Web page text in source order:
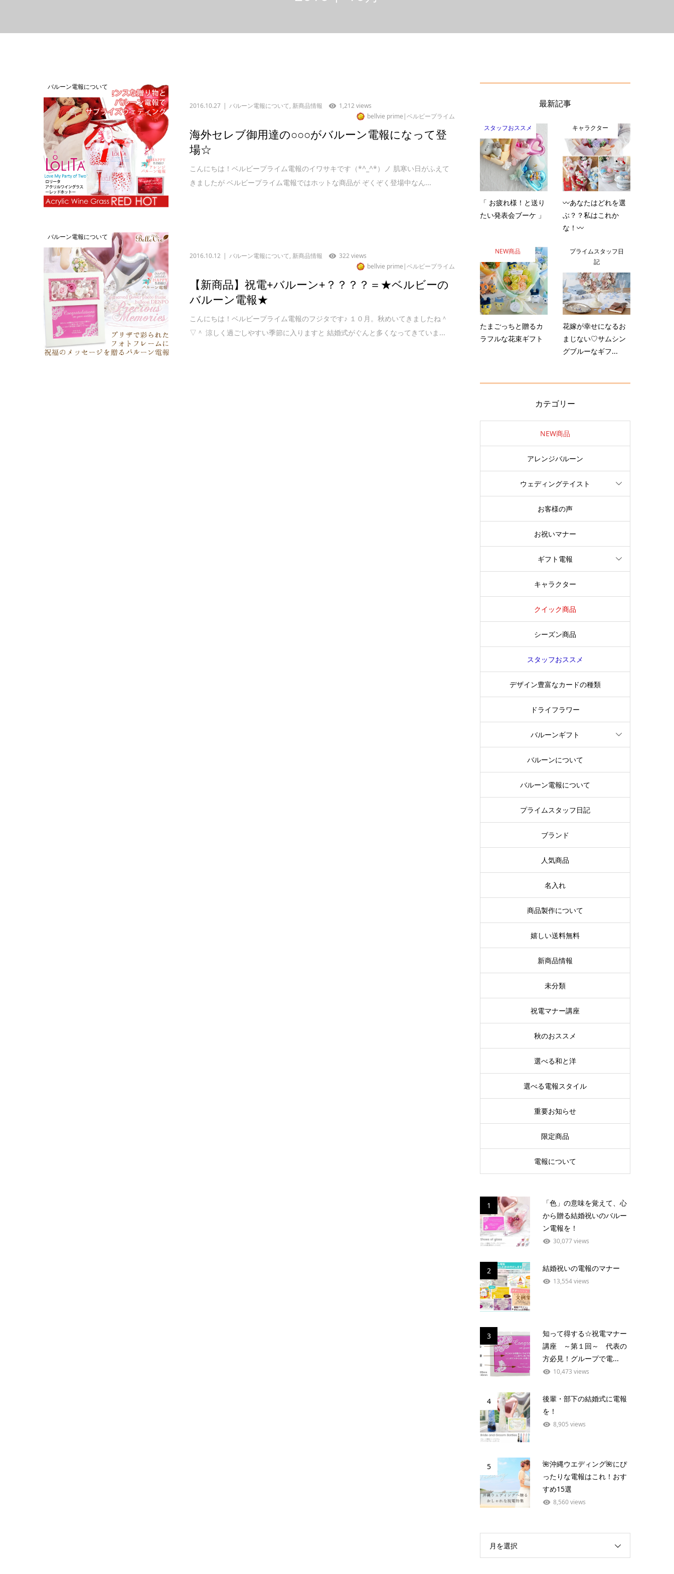
バルーン電報について
2016.10.27 バルーン電報について, 新商品情報
1,212 views
bellvie prime|ベルビープライム
海外セレブ御用達の○○○がバルーン電報になって登
場☆
こんにちは！ベルビープライム電報のイワサキです（*^_^*）ノ 肌寒い日がふえて
きましたが ベルビープライム電報ではホットな商品が ぞくぞく登場中なん...
バルーン電報について
2016.10.12 バルーン電報について, 新商品情報
322 views
bellvie prime|ベルビープライム
【新商品】祝電+バルーン+？？？？＝★ベルビーの
バルーン電報★
こんにちは！ベルビープライム電報のフジタです♪ １０月。秋めいてきましたね＾
▽＾ 涼しく過ごしやすい季節に入りますと 結婚式がぐんと多くなってきていま...
最新記事
スタッフおススメ
「 お疲れ様！と送り
たい発表会ブーケ 」
キャラクター
〰️あなたはどれを選
ぶ？？私はこれか
な！〰️
NEW商品
たまごっちと贈るカ
ラフルな花束ギフト
プライムスタッフ日
記
花嫁が幸せになるお
まじない♡サムシン
グブルーなギフ...
カテゴリー
NEW商品
アレンジバルーン
ウェディングテイスト
お客様の声
お祝いマナー
ギフト電報
キャラクター
クイック商品
シーズン商品
スタッフおススメ
デザイン豊富なカードの種類
ドライフラワー
バルーンギフト
バルーンについて
バルーン電報について
プライムスタッフ日記
ブランド
人気商品
名入れ
商品製作について
嬉しい送料無料
新商品情報
未分類
祝電マナー講座
秋のおススメ
選べる和と洋
選べる電報スタイル
重要お知らせ
限定商品
電報について
1
「色」の意味を覚えて、心
から贈る結婚祝いのバルー
ン電報を！
30,077 views
2 結婚祝いの電報のマナー
13,554 views
3
知って得する☆祝電マナー
講座 ～第１回～ 代表の
方必見！グループで電...
10,473 views
4
後輩・部下の結婚式に電報
を！
8,905 views
5
🌺沖縄ウエディング🌺にぴ
ったりな電報はこれ！おす
すめ15選
8,560 views
月を選択